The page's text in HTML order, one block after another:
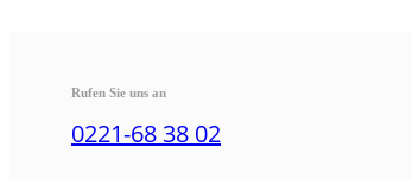
Rufen Sie uns an
0221-68 38 02